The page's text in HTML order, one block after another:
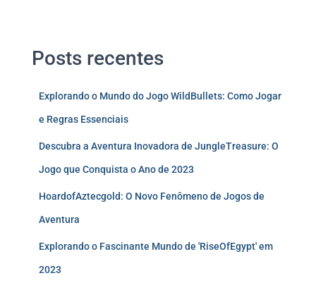
Posts recentes
Explorando o Mundo do Jogo WildBullets: Como Jogar
e Regras Essenciais
Descubra a Aventura Inovadora de JungleTreasure: O
Jogo que Conquista o Ano de 2023
HoardofAztecgold: O Novo Fenômeno de Jogos de
Aventura
Explorando o Fascinante Mundo de 'RiseOfEgypt' em
2023